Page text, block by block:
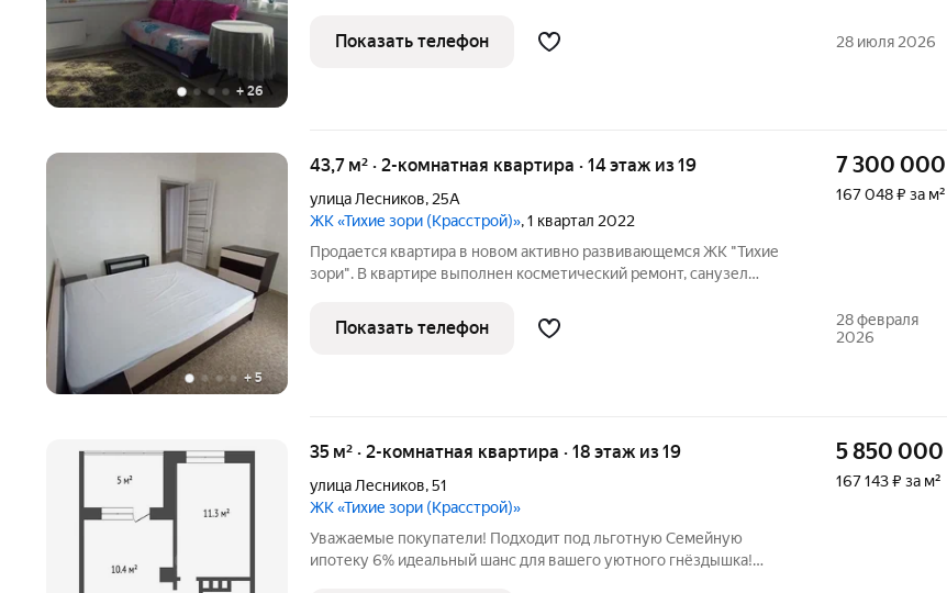
+ 26
двор). Удобно с детьми школьного возраста (дорога в школу как на
ладони).
Показать телефон 28 июля 2026
+5
43,7 м² · 2-комнатная квартира · 14 этаж из 19
улица Лесников, 25А
ЖК «Тихие зори (Красстрой)», 1 квартал 2022
Продается квартира в новом активно развивающемся ЖК "Тихие
зори". В квартире выполнен косметический ремонт, санузел
мебель, что на фото. Квартира распложена на 14 этаже , где
открывается
7 300 000
167 048 ₽ за м²
Показать телефон
28 февраля
2026
35 м² · 2-комнатная квартира · 18 этаж из 19
улица Лесников,51
ЖК «Тихие зори (Красстрой)»
Уважаемые покупатели! Подходит под льготную Семейную
ипотеку 6% идеальный шанс для вашего уютного гнёздышка!
5 850 000
167 143 ₽ за м²